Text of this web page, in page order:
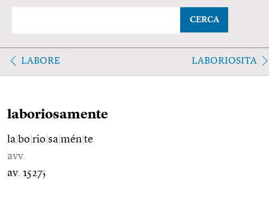
CERCA
LABORE LABORIOSITA
laboriosamente
la bo rio sa mén te
avv.
av. 1527;